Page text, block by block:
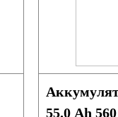
55.0 Ah